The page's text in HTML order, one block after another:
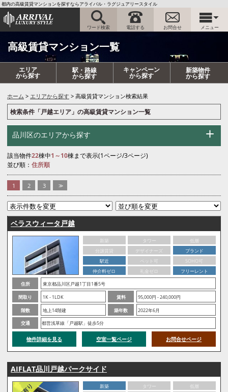
都内の高級賃貸マンションを探すならアライバル・ラグジュアリースタイル
ワード検索 電話する お問合せ メニュー
高級賃貸マンション一覧
エリア
から探す
駅・路線
から探す
キャンペーン
から探す
新築物件
から探す
ホーム エリアから探す 高級賃貸マンション検索結果
検索条件「戸越エリア」の高級賃貸マンション一覧
品川区のエリアから探す
該当物件22棟中1～10棟まで表示(1ページ/3ページ)
並び順： 住所順
1 2 3 >>
ベラスウィータ戸越
新築 タワー
低層
分譲賃貸
デザイナーズ
ブランド
駅近
ペット可
SOHO可
仲介料ゼロ
礼金ゼロ
フリーレント
住所
東京都品川区戸越1丁目1番5号
間取り
1K - 1LDK 賃料
95,000円 - 240,000円
階数
地上14階建 築年数
2022年6月
交通
都営浅草線「戸越駅」徒歩5分
物件詳細を見る 空室一覧ページ お問合せページ
AIFLAT品川戸越パークサイド
新築 タワー
低層